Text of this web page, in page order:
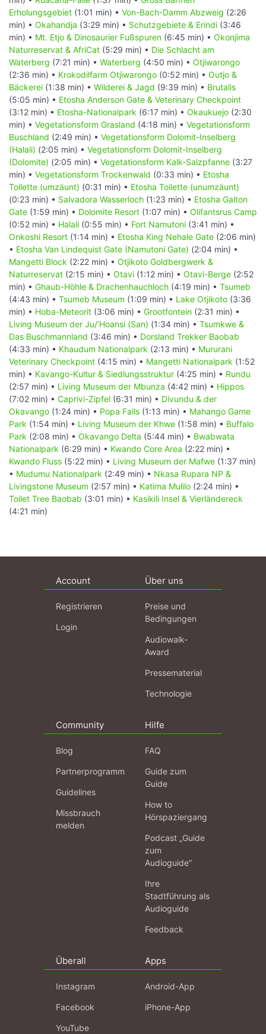
Erholungsgebiet (1:01 min) • Von-Bach-Damm Abzweig (2:26
min) • Okahandja (3:29 min) • Schutzgebiete & Erindi (3:46
min) • Mt. Etjo & Dinosaurier Fußspuren (6:45 min) • Okonjima
Naturreservat & AfriCat (5:29 min) • Die Schlacht am
Waterberg (7:21 min) • Waterberg (4:50 min) • Otjiwarongo
(2:36 min) • Krokodilfarm Otjiwarongo (0:52 min) • Outjo &
Bäckerei (1:38 min) • Wilderei & Jagd (9:39 min) • Brutalis
(5:05 min) • Etosha Anderson Gate & Veterinary Checkpoint
(3:12 min) • Etosha-Nationalpark (6:17 min) • Okaukuejo (2:30
min) • Vegetationsform Grasland (4:18 min) • Vegetationsform
Buschland (2:49 min) • Vegetationsform Dolomit-Inselberg
(Halali) (2:05 min) • Vegetationsform Dolomit-Inselberg
(Dolomite) (2:05 min) • Vegetationsform Kalk-Salzpfanne (3:27
min) • Vegetationsform Trockenwald (0:33 min) • Etosha
Toilette (umzäunt) (0:31 min) • Etosha Toilette (unumzäunt)
(0:23 min) • Salvadora Wasserloch (1:23 min) • Etosha Galton
Gate (1:59 min) • Dolomite Resort (1:07 min) • Olifantsrus Camp
(0:52 min) • Halali (0:55 min) • Fort Namutoni (3:41 min) •
Onkoshi Resort (1:14 min) • Etosha King Nehale Gate (2:06 min)
• Etosha Van Lindequist Gate (Namutoni Gate) (2:04 min) •
Mangetti Block (2:22 min) • Otjikoto Goldbergwerk &
Naturreservat (2:15 min) • Otavi (1:12 min) • Otavi-Berge (2:52
min) • Ghaub-Höhle & Drachenhauchloch (4:19 min) • Tsumeb
(4:43 min) • Tsumeb Museum (1:09 min) • Lake Otjikoto (3:36
min) • Hoba-Meteorit (3:06 min) • Grootfontein (2:31 min) •
Living Museum der Ju/‘Hoansi (San) (1:34 min) • Tsumkwe &
Das Buschmannland (3:46 min) • Dorsland Trekker Baobab
(4:33 min) • Khaudum Nationalpark (2:13 min) • Mururani
Veterinary Checkpoint (4:15 min) • Mangetti Nationalpark (1:52
min) • Kavango-Kultur & Siedlungsstruktur (4:25 min) • Rundu
(2:57 min) • Living Museum der Mbunza (4:42 min) • Hippos
(7:02 min) • Caprivi-Zipfel (6:31 min) • Divundu & der
Okavango (1:24 min) • Popa Falls (1:13 min) • Mahango Game
Park (1:54 min) • Living Museum der Khwe (1:58 min) • Buffalo
Park (2:08 min) • Okavango Delta (5:44 min) • Bwabwata
Nationalpark (6:29 min) • Kwando Core Area (2:22 min) •
Kwando Fluss (5:22 min) • Living Museum der Mafwe (1:37 min)
• Mudumu Nationalpark (2:49 min) • Nkasa Rupara NP &
Livingstone Museum (2:57 min) • Katima Mulilo (2:24 min) •
Toilet Tree Baobab (3:01 min) • Kasikili Insel & Vierländereck
(4:21 min)
Account
Registrieren
Login
Über uns
Preise und
Bedingungen
Audiowalk-
Award
Pressematerial
Technologie
Community
Blog
Partnerprogramm
Guidelines
Missbrauch
melden
Hilfe
FAQ
Guide zum
Guide
How to
Hörspaziergang
Podcast „Guide
zum
Audioguide“
Ihre
Stadtführung als
Audioguide
Feedback
Überall
Instagram
Facebook
YouTube
Apps
Android-App
iPhone-App